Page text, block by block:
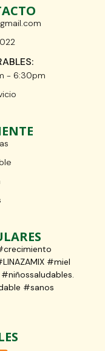
- 6:30pm
#miel
#sanos